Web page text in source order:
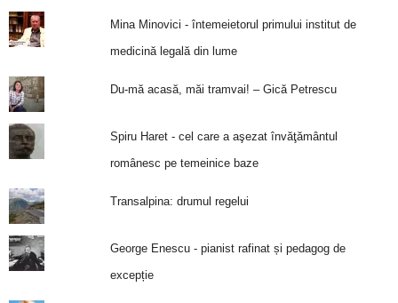
Mina Minovici - întemeietorul primului institut de
medicină legală din lume
Du-mă acasă, măi tramvai! – Gică Petrescu
Spiru Haret - cel care a aşezat învăţământul
românesc pe temeinice baze
Transalpina: drumul regelui
George Enescu - pianist rafinat și pedagog de
excepție